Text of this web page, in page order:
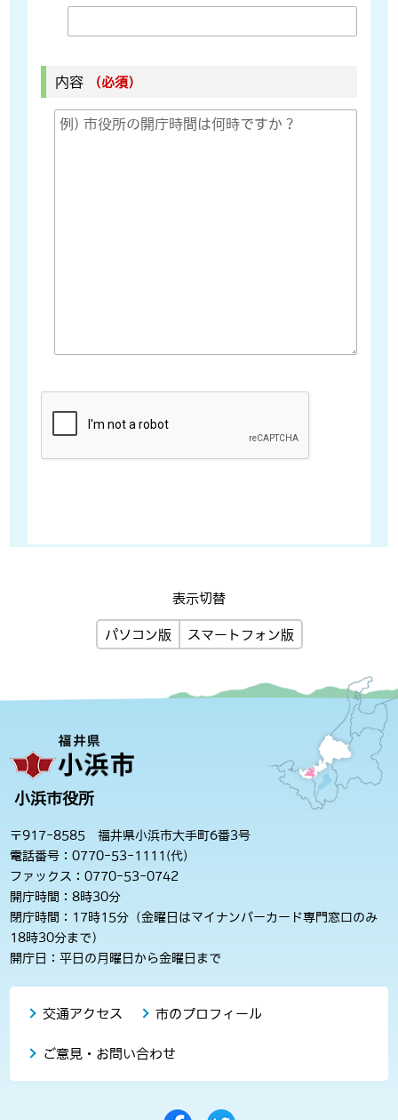
内容 （必須）
表示切替
パソコン版 スマートフォン版
小浜市役所
〒917-8585 福井県小浜市大手町6番3号
電話番号：0770-53-1111(代)
ファックス：0770-53-0742
開庁時間：8時30分
閉庁時間：17時15分（金曜日はマイナンバーカード専門窓口のみ
18時30分まで）
開庁日：平日の月曜日から金曜日まで
交通アクセス 市のプロフィール
ご意見・お問い合わせ